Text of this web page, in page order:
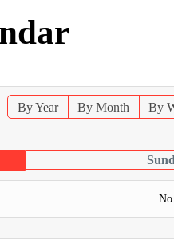
By Year By Month By
No